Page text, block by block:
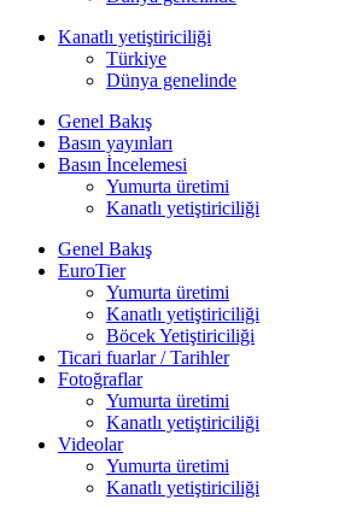
Kanatlı yetiştiriciliği
Türkiye
Dünya genelinde
Genel Bakış
Basın yayınları
Basın İncelemesi
Yumurta üretimi
Kanatlı yetiştiriciliği
Genel Bakış
EuroTier
Yumurta üretimi
Kanatlı yetiştiriciliği
Böcek Yetiştiriciliği
Ticari fuarlar / Tarihler
Fotoğraflar
Yumurta üretimi
Kanatlı yetiştiriciliği
Videolar
Yumurta üretimi
Kanatlı yetiştiriciliği